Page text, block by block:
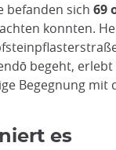
befanden sich 69
konnten.
begeht,
Begegnung mit
es